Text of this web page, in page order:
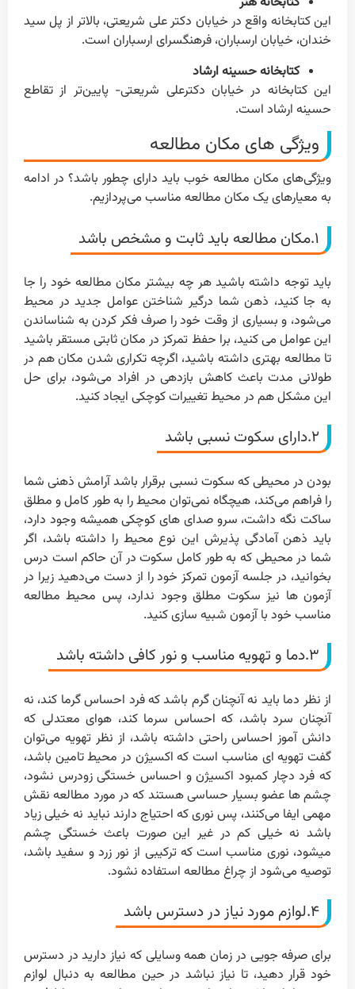
این کتابخانه واقع در خیابان دکتر علی شریعتی، بالاتر از پل سید
خندان، خیابان ارسباران، فرهنگسرای ارسباران است.
کتابخانه حسینه ارشاد
این کتابخانه در خیابان دکترعلی شریعتی- پایین‌تر از تقاطع
حسینه ارشاد است.
ویژگی های مکان مطالعه
ویژگی‌های مکان مطالعه خوب باید دارای چطور باشد؟ در ادامه
به معیارهای یک مکان مطالعه مناسب می‌پردازیم.
۱.مکان مطالعه باید ثابت و مشخص باشد
باید توجه داشته باشید هر چه بیشتر مکان مطالعه خود را جا
به جا کنید، ذهن شما درگیر شناختن عوامل جدید در محیط
می‌شود، و بسیاری از وقت خود را صرف فکر کردن به شناساندن
این عوامل می کنید، برا حفظ تمرکز در مکان ثابتی مستقر باشید
تا مطالعه بهتری داشته باشید، اگرچه تکراری شدن مکان هم در
طولانی مدت باعث کاهش بازدهی در افراد می‌شود، برای حل
این مشکل هم در محیط تغییرات کوچکی ایجاد کنید.
۲.دارای سکوت نسبی باشد
بودن در محیطی که سکوت نسبی برقرار باشد آرامش ذهنی شما
را فراهم می‌کند، هیچگاه نمی‌توان محیط را به طور کامل و مطلق
ساکت نگه داشت، سرو صدای های کوچکی همیشه وجود دارد،
باید ذهن آمادگی پذیرش این نوع محیط را داشته باشد، اگر
شما در محیطی که به طور کامل سکوت در آن حاکم است درس
بخوانید، در جلسه آزمون تمرکز خود را از دست می‌دهید زیرا در
آزمون ها نیز سکوت مطلق وجود ندارد، پس محیط مطالعه
مناسب خود با آزمون شبیه سازی کنید.
۳.دما و تهویه مناسب و نور کافی داشته باشد
از نظر دما باید نه آنچنان گرم باشد که فرد احساس گرما کند، نه
آنچنان سرد باشد، که احساس سرما کند، هوای معتدلی که
دانش آموز احساس راحتی داشته باشد، از نظر تهویه می‌توان
گفت تهویه ای مناسب است که اکسیژن در محیط تامین باشد،
که فرد دچار کمبود اکسیژن و احساس خستگی زودرس نشود،
چشم ها عضو بسیار حساسی هستند که در مورد مطالعه نقش
مهمی ایفا می‌کنند، پس نوری که احتیاج دارند نباید نه خیلی زیاد
باشد نه خیلی کم در غیر این صورت باعث خستگی چشم
میشود، نوری مناسب است که ترکیبی از نور زرد و سفید باشد،
توصیه می‌شود از چراغ مطالعه استفاده نشود.
۴.لوازم مورد نیاز در دسترس باشد
برای صرفه جویی در زمان همه وسایلی که نیاز دارید در دسترس
خود قرار دهید، تا نیاز نباشد در حین مطالعه به دنبال لوازم